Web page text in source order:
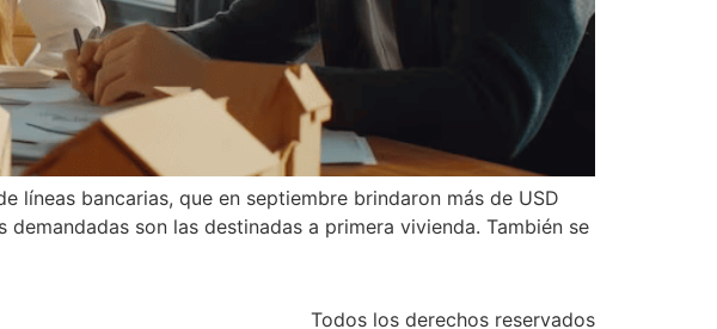
líneas bancarias, que en septiembre brindaron más de USD
son las destinadas a primera vivienda. También se
Todos los derechos reservados